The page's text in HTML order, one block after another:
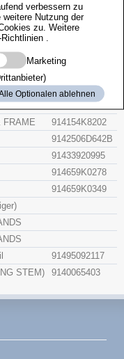
Artikel-Nr.
91415471530
FRAME
914154K8202
9142506D642B
91433920995
914659K0278
914659K0349
91495092117
STEM) 9140065403
verbessern zu
Nutzung der
zu. Weitere
Marketing
Optionalen ablehnen